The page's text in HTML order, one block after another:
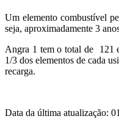
Um elemento combustível
seja, aproximadamente 3
Angra 1 tem o total de 121
1/3 dos elementos de cada
recarga.
Data da última atualização: